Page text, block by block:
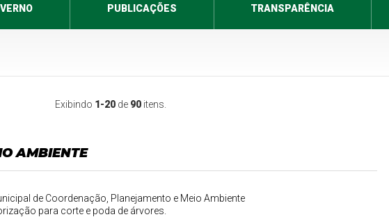
PUBLICAÇÕES TRANSPARÊNCIA
Exibindo 1-20de 90itens.
AMBIENTE
de Coordenação, Planejamento e Meio Ambiente
para corte e poda de árvores.